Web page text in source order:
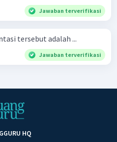
Jawaban terverifikasi
tersebut adalah ...
Jawaban terverifikasi
HQ